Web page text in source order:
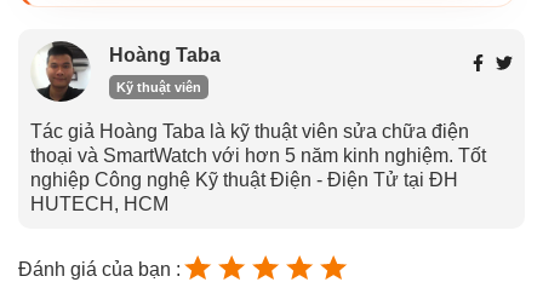
Hoàng Taba
Kỹ thuật viên
Tác giả Hoàng Taba là kỹ thuật viên sửa chữa điện
thoại và SmartWatch với hơn 5 năm kinh nghiệm. Tốt
nghiệp Công nghệ Kỹ thuật Điện - Điện Tử tại ĐH
HUTECH, HCM
Đánh giá của bạn :